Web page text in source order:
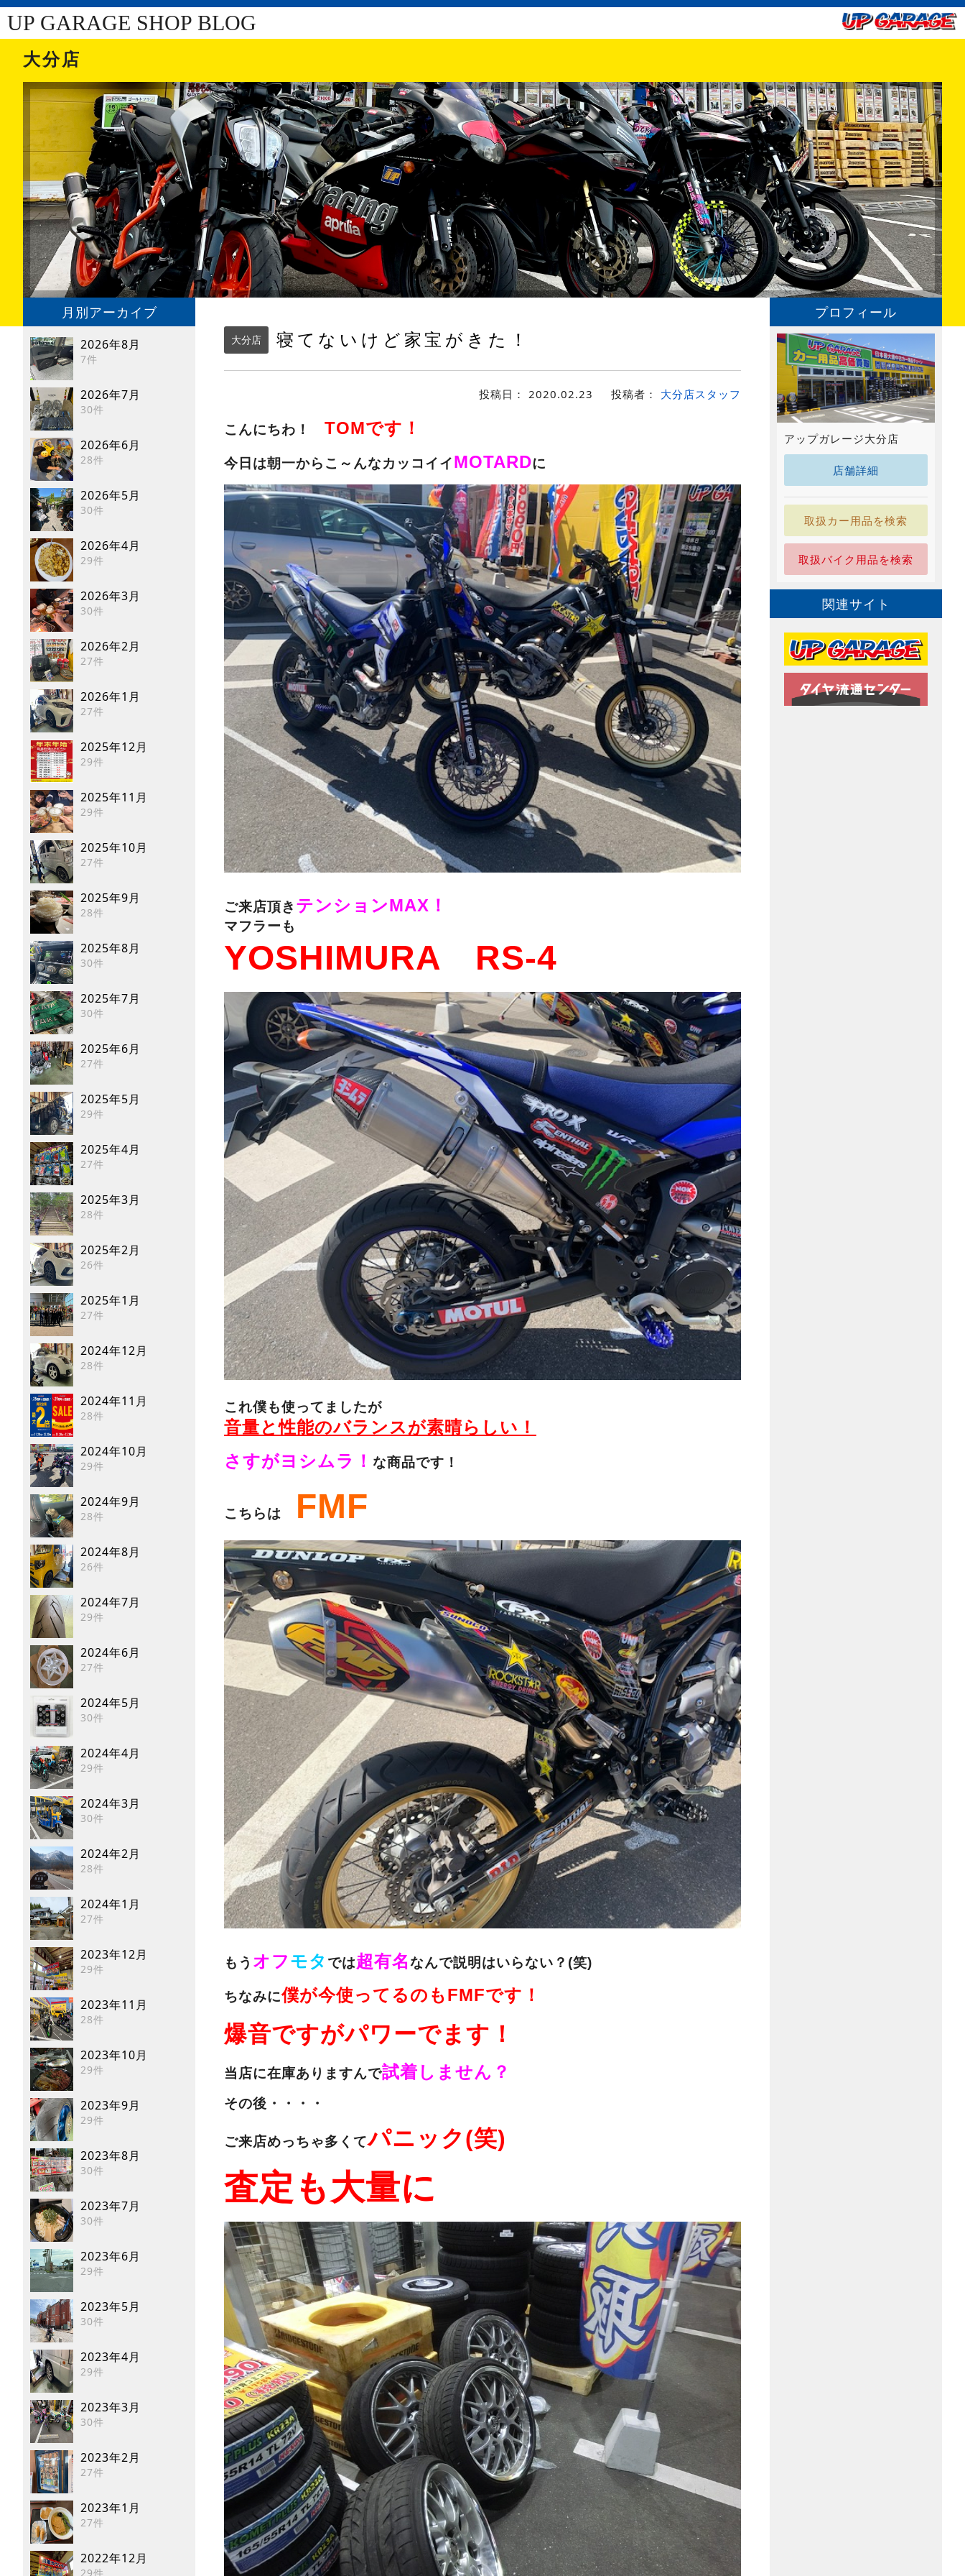
UP GARAGE SHOP BLOG
大分店
月別アーカイブ
2026年8月
7件
2026年7月
30件
2026年6月
28件
2026年5月
30件
2026年4月
29件
2026年3月
30件
2026年2月
27件
2026年1月
27件
2025年12月
29件
2025年11月
29件
2025年10月
27件
2025年9月
28件
2025年8月
30件
2025年7月
30件
2025年6月
27件
2025年5月
29件
2025年4月
27件
2025年3月
28件
2025年2月
26件
2025年1月
27件
2024年12月
28件
2024年11月
28件
2024年10月
29件
2024年9月
28件
2024年8月
26件
2024年7月
29件
2024年6月
27件
2024年5月
30件
2024年4月
29件
2024年3月
30件
2024年2月
28件
2024年1月
27件
2023年12月
29件
2023年11月
28件
2023年10月
29件
2023年9月
29件
2023年8月
30件
2023年7月
30件
2023年6月
29件
2023年5月
30件
2023年4月
29件
2023年3月
30件
2023年2月
27件
2023年1月
27件
2022年12月
29件
大分店 寝てないけど家宝がきた！
投稿日： 2020.02.23 投稿者： 大分店スタッフ
こんにちわ！ TOMです！
今日は朝一からこ～んなカッコイイMOTARDに
ご来店頂き テンションMAX！
マフラーも
YOSHIMURA RS-4
これ僕も使ってましたが
音量と性能のバランスが素晴らしい！
さすがヨシムラ！ な商品です！
こちらは FMF
もう オフモタ では超有名なんで説明はいらない？(笑)
ちなみに僕が今使ってるのもFMFです！
爆音ですがパワーでます！
当店に在庫ありますんで試着しません？
その後・・・・
ご来店めっちゃ多くてパニック(笑)
査定も大量に
プロフィール
アップガレージ大分店
店舗詳細
取扱カー用品を検索
取扱バイク用品を検索
関連サイト